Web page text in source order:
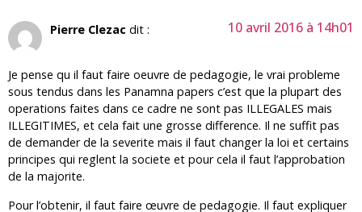
Pierre Clezac dit : 10 avril 2016 à 14h01
Je pense qu il faut faire oeuvre de pedagogie, le vrai probleme
sous tendus dans les Panamna papers c’est que la plupart des
operations faites dans ce cadre ne sont pas ILLEGALES mais
ILLEGITIMES, et cela fait une grosse difference. Il ne suffit pas
de demander de la severite mais il faut changer la loi et certains
principes qui reglent la societe et pour cela il faut l’approbation
de la majorite.
Pour l’obtenir, il faut faire œuvre de pedagogie. Il faut expliquer